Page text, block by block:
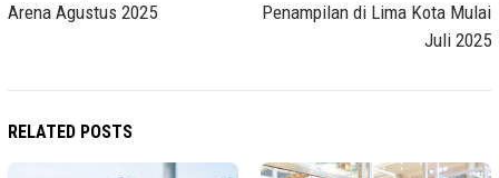
Arena Agustus 2025
Penampilan di Lima Kota Mulai
Juli 2025
RELATED POSTS